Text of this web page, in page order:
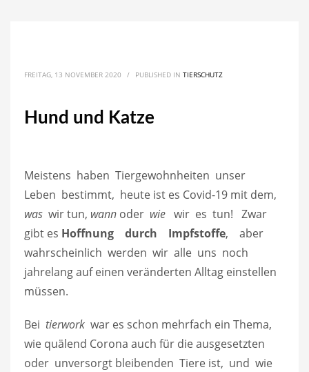
FREITAG, 13 NOVEMBER 2020 / PUBLISHED IN TIERSCHUTZ
Hund und Katze
Meistens haben Tiergewohnheiten unser
Leben bestimmt, heute ist es Covid-19 mit dem,
was wir tun, wann oder wie wir es tun! Zwar
gibt es Hoffnung durch Impfstoffe, aber
wahrscheinlich werden wir alle uns noch
jahrelang auf einen veränderten Alltag einstellen
müssen.
Bei tierwork war es schon mehrfach ein Thema,
wie quälend Corona auch für die ausgesetzten
oder unversorgt bleibenden Tiere ist, und wie